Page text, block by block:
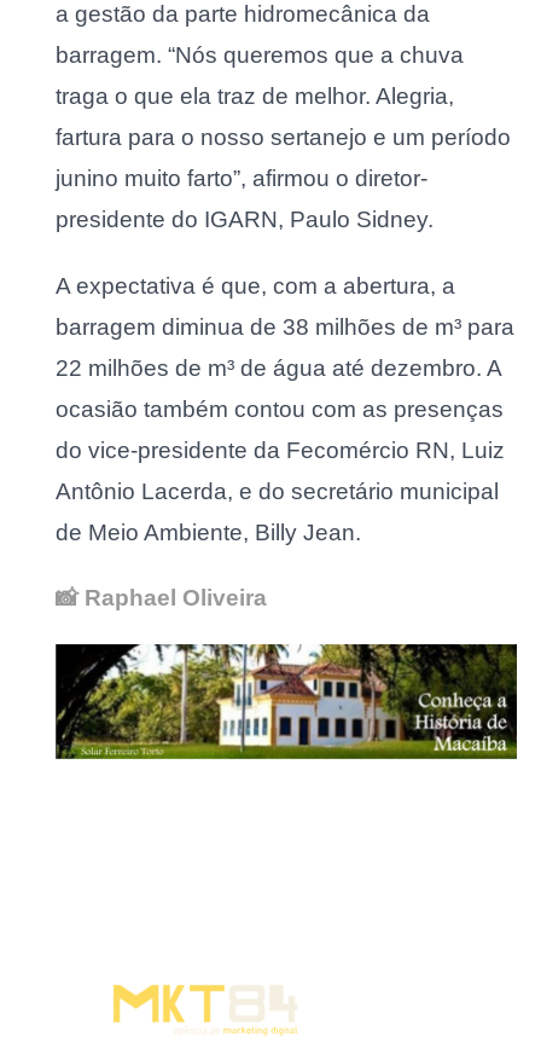
a gestão da parte hidromecânica da
barragem. “Nós queremos que a chuva
traga o que ela traz de melhor. Alegria,
fartura para o nosso sertanejo e um período
junino muito farto”, afirmou o diretor-
presidente do IGARN, Paulo Sidney.
A expectativa é que, com a abertura, a
barragem diminua de 38 milhões de m³ para
22 milhões de m³ de água até dezembro. A
ocasião também contou com as presenças
do vice-presidente da Fecomércio RN, Luiz
Antônio Lacerda, e do secretário municipal
de Meio Ambiente, Billy Jean.
📸 Raphael Oliveira